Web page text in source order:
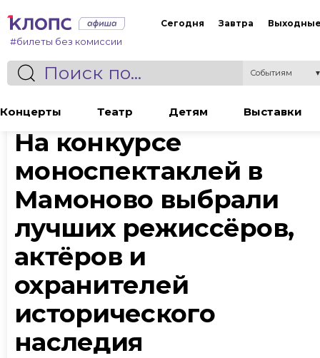
#билеты без комиссии
Сегодня Завтра
Событиям
Концерты Театр Детям Выставки
Статья
На конкурсе
моноспектаклей в
Мамоново выбрали
лучших режиссёров,
актёров и
охранителей
исторического
наследия